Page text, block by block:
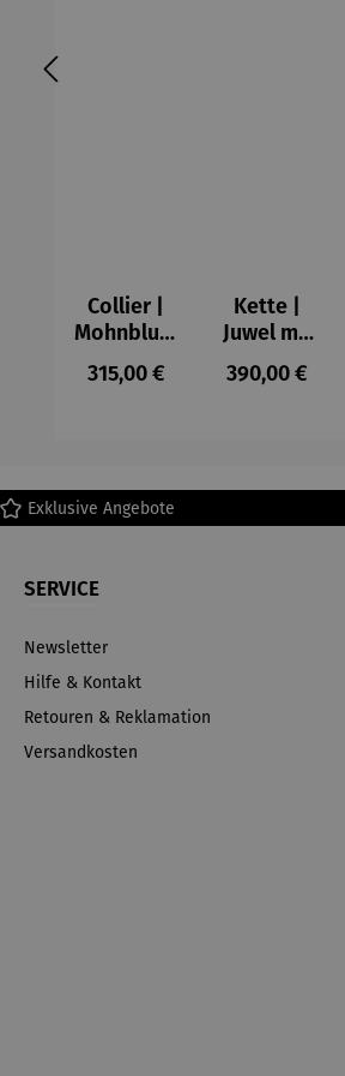
Collier |
Mohnblum
e aus
Perlen –
Regulärer Preis:
315,00 €
Kette |
Juwel mit
Bernstein
Regulärer
390,00 €
Exklusive Angebote
SERVICE
Newsletter
Hilfe & Kontakt
Retouren & Reklamation
Versandkosten